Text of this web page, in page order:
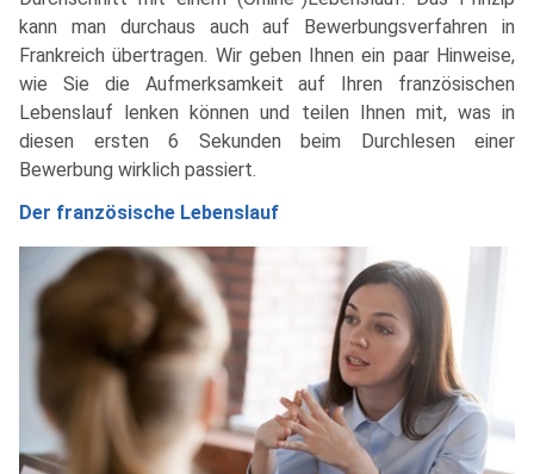
kann man durchaus auch auf Bewerbungsverfahren in
Frankreich übertragen. Wir geben Ihnen ein paar Hinweise,
wie Sie die Aufmerksamkeit auf Ihren französischen
Lebenslauf lenken können und teilen Ihnen mit, was in
diesen ersten 6 Sekunden beim Durchlesen einer
Bewerbung wirklich passiert.
Der französische Lebenslauf